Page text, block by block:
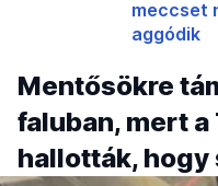
meccset
aggódik
Mentősökre
faluban, mert
hallották,